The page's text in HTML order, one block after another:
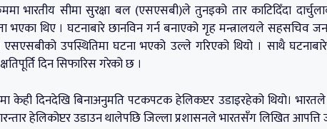
भारतीय सीमा सुरक्षा बल (एसएसबी)ले तुनइको तार काटिदिँदा
भएका थिए । घटनाबारे छानविन गर्न बनाएको गृह मन्त्रालयले सहसचिव
उपस्थितिमा घटना भएको उल्ले गरिएको थियो । साथै
दिन सिफारिस गरेको छ ।
दिनदेखि बिनाअनुमति पटकपटक हेलिकप्टर उडाइरहेको थियो। भारतले
हेलिकोप्टर उडाउन थालेपछि जिल्ला प्रशासनले भारतसँग लिखित आपत्ति